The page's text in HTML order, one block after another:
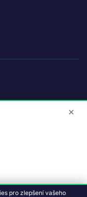
.
✕
pro zlepšení vašeho